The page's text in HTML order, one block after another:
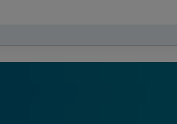
für Schule und Bildung